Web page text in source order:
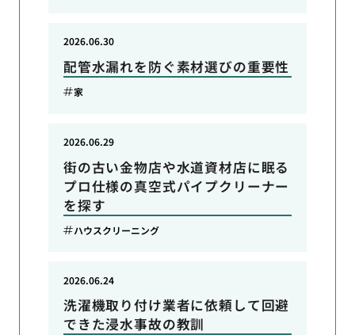
配管水漏れを防ぐ素材選びの重要性
2026.06.30
家
街の古い金物店や水道資材店に眠る
プロ仕様の真空式パイプクリーナー
を探す
2026.06.29
ハウスクリーニング
洗濯機取り付け業者に依頼して回避
できた浸水事故の教訓
2026.06.24